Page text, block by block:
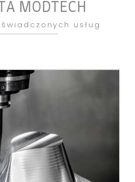
MODTECH
usług